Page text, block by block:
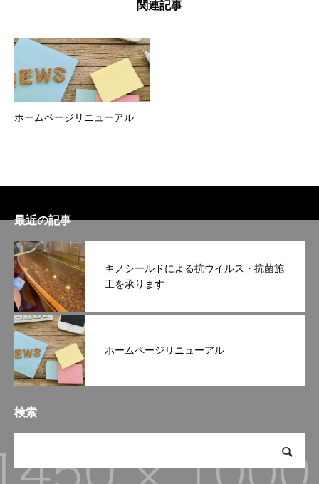
関連記事
ホームページリニューアル
最近の記事
キノシールドによる抗ウイルス・抗菌施
工を承ります
ホームページリニューアル
検索